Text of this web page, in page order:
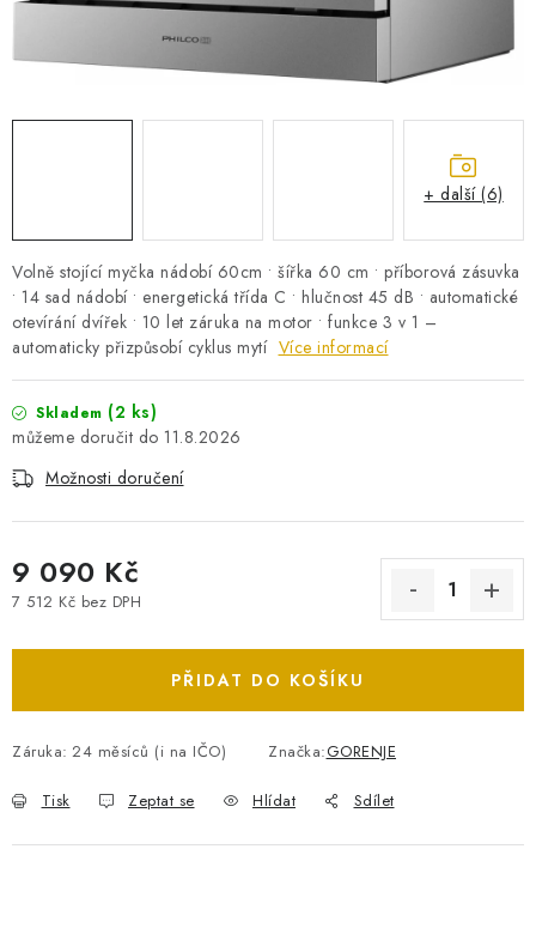
VÝPRODEJ
Volně stojící myčka nádobí 60cm • šířka 60 cm • příborová zásuvka
• 14 sad nádobí • energetická třída C • hlučnost 45 dB • automatické
otevírání dvířek • 10 let záruka na motor • funkce 3 v 1 –
automaticky přizpůsobí cyklus mytí Více informací
Skladem (2 ks)
11.8.2026
Možnosti doručení
9 090 Kč
7 512 Kč bez DPH
PŘIDAT DO KOŠÍKU
Záruka: 24 měsíců (i na IČO) Značka:GORENJE
Tisk Zeptat se Hlídat Sdílet
+ další (6)